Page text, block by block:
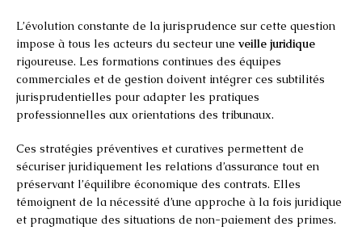
L’évolution constante de la jurisprudence sur cette question
impose à tous les acteurs du secteur une veille juridique
rigoureuse. Les formations continues des équipes
commerciales et de gestion doivent intégrer ces subtilités
jurisprudentielles pour adapter les pratiques
professionnelles aux orientations des tribunaux.
Ces stratégies préventives et curatives permettent de
sécuriser juridiquement les relations d’assurance tout en
préservant l’équilibre économique des contrats. Elles
témoignent de la nécessité d’une approche à la fois juridique
et pragmatique des situations de non-paiement des primes.